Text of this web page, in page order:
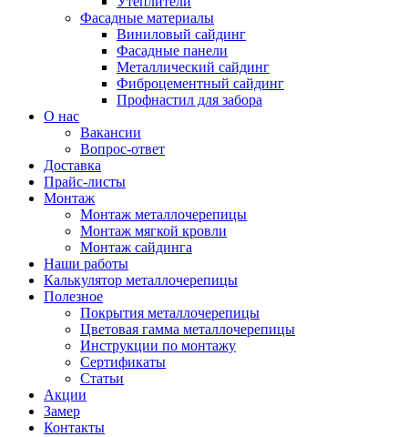
Фасадные материалы
Виниловый сайдинг
Фасадные панели
Металлический сайдинг
Фиброцементный сайдинг
Профнастил для забора
О нас
Вакансии
Вопрос-ответ
Доставка
Прайс-листы
Монтаж
Монтаж металлочерепицы
Монтаж мягкой кровли
Монтаж сайдинга
Наши работы
Калькулятор металлочерепицы
Полезное
Покрытия металлочерепицы
Цветовая гамма металлочерепицы
Инструкции по монтажу
Сертификаты
Статьи
Акции
Замер
Контакты